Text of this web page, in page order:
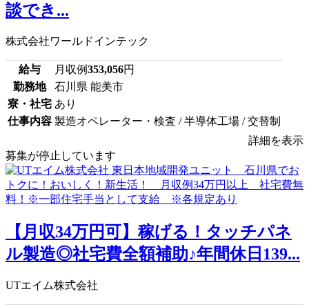
談でき...
株式会社ワールドインテック
給与 月収例353,056円
勤務地
石川県 能美市
寮・社宅 あり
仕事内容 製造オペレーター・検査 / 半導体工場 / 交替制
詳細を表示
募集が停止しています
【月収34万円可】稼げる！タッチパネ
ル製造◎社宅費全額補助♪年間休日139...
UTエイム株式会社